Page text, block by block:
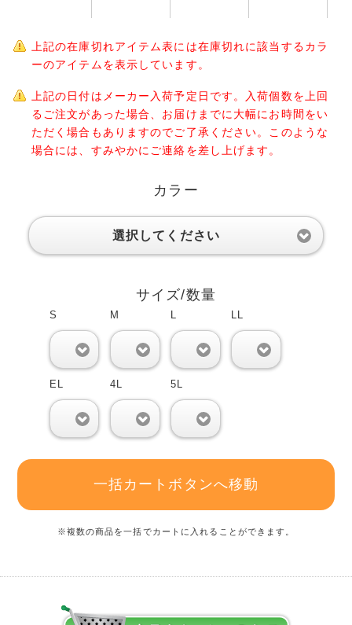
上記の在庫切れアイテム表には在庫切れに該当するカラ
ーのアイテムを表示しています。
上記の日付はメーカー入荷予定日です。入荷個数を上回
るご注文があった場合、お届けまでに大幅にお時間をい
ただく場合もありますのでご了承ください。このような
場合には、すみやかにご連絡を差し上げます。
カラー
選択してください
サイズ/数量
S M L LL
EL 4L 5L
一括カートボタンへ移動
※複数の商品を一括でカートに入れることができます。